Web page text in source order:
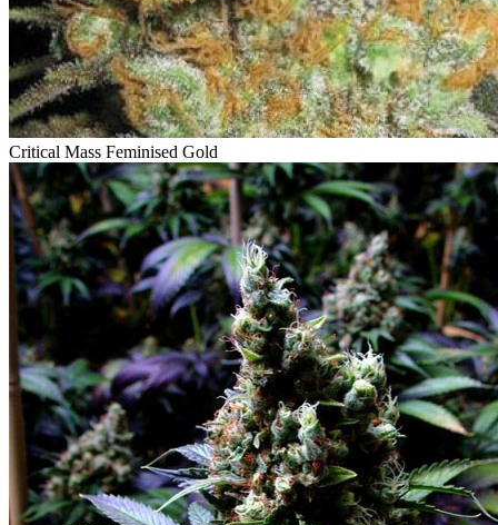
Critical Mass Feminised Gold